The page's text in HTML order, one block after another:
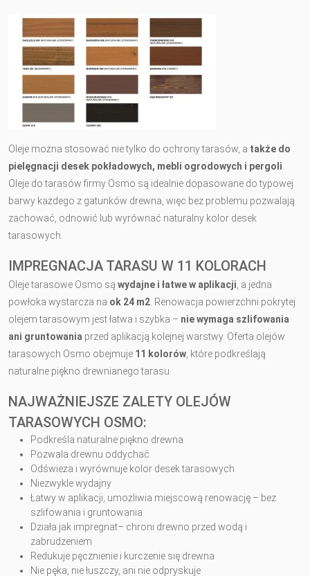
Oleje można stosować nie tylko do ochrony tarasów, a także do
pielęgnacji desek pokładowych, mebli ogrodowych i pergoli
Oleje do tarasów firmy Osmo są idealnie dopasowane do typowej
barwy każdego z gatunków drewna, więc bez problemu pozwalają
zachować, odnowić lub wyrównać naturalny kolor desek
tarasowych.
IMPREGNACJA TARASU W 11 KOLORACH
Oleje tarasowe Osmo są wydajne i łatwe w aplikacji , a jedna
powłoka wystarcza na ok 24 m2 . Renowacja powierzchni pokrytej
olejem tarasowym jest łatwa i szybka – nie wymaga szlifowania
ani gruntowania przed aplikacją kolejnej warstwy. Oferta olejów
tarasowych Osmo obejmuje 11 kolorów , które podkreślają
naturalne piękno drewnianego tarasu.
NAJWAŻNIEJSZE ZALETY OLEJÓW
TARASOWYCH OSMO:
Podkreśla naturalne piękno drewna
Pozwala drewnu oddychać
Odświeża i wyrównuje kolor desek tarasowych
Niezwykle wydajny
Łatwy w aplikacji, umożliwia miejscową renowację – bez
szlifowania i gruntowania
Działa jak impregnat– chroni drewno przed wodą i
zabrudzeniem
Redukuje pęcznienie i kurczenie się drewna
Nie pęka, nie łuszczy, ani nie odpryskuje